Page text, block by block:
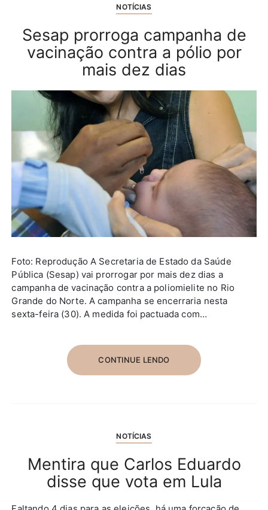
NOTÍCIAS
Sesap prorroga campanha de
vacinação contra a pólio por
mais dez dias
Foto: Reprodução A Secretaria de Estado da Saúde
Pública (Sesap) vai prorrogar por mais dez dias a
campanha de vacinação contra a poliomielite no Rio
Grande do Norte. A campanha se encerraria nesta
sexta-feira (30). A medida foi pactuada com…
CONTINUE LENDO
NOTÍCIAS
Mentira que Carlos Eduardo
disse que vota em Lula